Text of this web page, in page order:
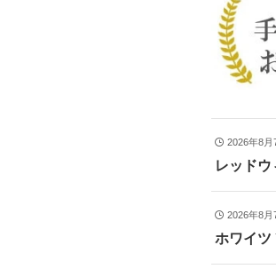
2026年8月
レッドウ
2026年8月
ホワイツ